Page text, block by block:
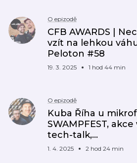
O epizodě
CFB AWARDS |
vzít na lehkou
Peloton #58
19. 3. 2025 1 hod 44 min
O epizodě
Kuba Říha u
SWAMPFEST,
tech-talk,...
1. 4. 2025 2 hod 24 min